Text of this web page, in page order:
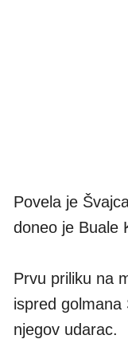
Povela je
doneo je Buale
Prvu priliku na
ispred
njegov udarac.